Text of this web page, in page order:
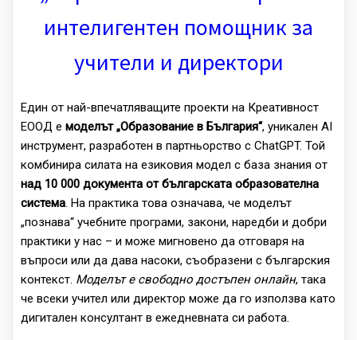
интелигентен помощник за
учители и директори
Един от най-впечатляващите проекти на Креативност
ЕООД е моделът „Образование в България“, уникален AI
инструмент, разработен в партньорство с ChatGPT. Той
комбинира силата на езиковия модел с база знания от
над 10 000 документа от българската образователна
система. На практика това означава, че моделът
„познава“ учебните програми, закони, наредби и добри
практики у нас – и може мигновено да отговаря на
въпроси или да дава насоки, съобразени с българския
контекст. Моделът е свободно достъпен онлайн, така
че всеки учител или директор може да го използва като
дигитален консултант в ежедневната си работа.